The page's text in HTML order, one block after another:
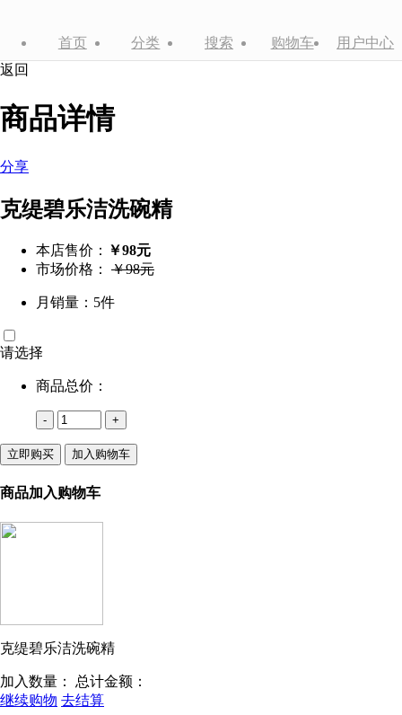
首页 分类 搜索 购物车
用户中心
返回
商品详情
分享
克缇碧乐洁洗碗精
本店售价： ￥98元
市场价格： ￥98元
月销量：5件
请选择
商品总价：
- +
立即购买 加入购物车
商品加入购物车
克缇碧乐洁洗碗精
加入数量： 总计金额：
继续购物 去结算